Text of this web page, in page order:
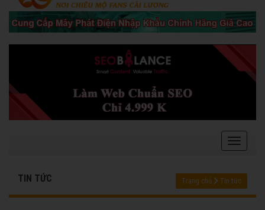
TIN TỨC Trang chủ Tin tức